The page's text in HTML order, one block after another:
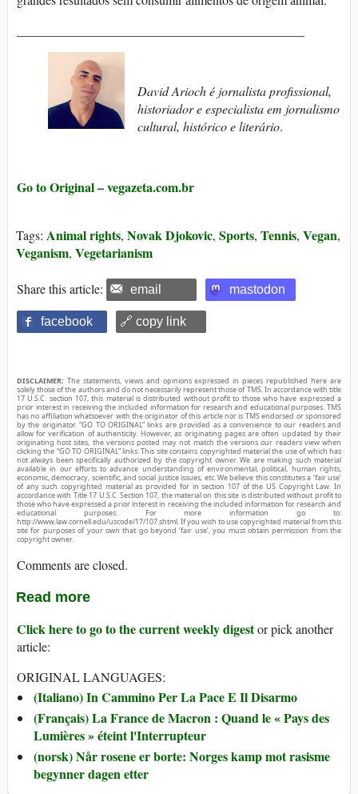
David Arioch é jornalista profissional,
historiador e especialista em jornalismo
cultural, histórico e literário.
Go to Original – vegazeta.com.br
Tags: Animal rights, Novak Djokovic, Sports, Tennis, Vegan,
Veganism, Vegetarianism
Share this article: email mastodon
facebook 🔗 copy link
DISCLAIMER: The statements, views and opinions expressed in pieces republished here are
solely those of the authors and do not necessarily represent those of TMS. In accordance with title
17 U.S.C. section 107, this material is distributed without profit to those who have expressed a
prior interest in receiving the included information for research and educational purposes. TMS
has no affiliation whatsoever with the originator of this article nor is TMS endorsed or sponsored
by the originator. “GO TO ORIGINAL” links are provided as a convenience to our readers and
allow for verification of authenticity. However, as originating pages are often updated by their
originating host sites, the versions posted may not match the versions our readers view when
clicking the “GO TO ORIGINAL” links. This site contains copyrighted material the use of which has
not always been specifically authorized by the copyright owner. We are making such material
available in our efforts to advance understanding of environmental, political, human rights,
economic, democracy, scientific, and social justice issues, etc. We believe this constitutes a ‘fair use’
of any such copyrighted material as provided for in section 107 of the US Copyright Law. In
accordance with Title 17 U.S.C. Section 107, the material on this site is distributed without profit to
those who have expressed a prior interest in receiving the included information for research and
educational purposes. For more information go to:
http://www.law.cornell.edu/uscode/17/107.shtml. If you wish to use copyrighted material from this
site for purposes of your own that go beyond ‘fair use’, you must obtain permission from the
copyright owner.
Comments are closed.
Read more
Click here to go to the current weekly digestor pick another
article:
ORIGINAL LANGUAGES:
(Italiano) In Cammino Per La Pace E Il Disarmo
(Français) La France de Macron : Quand le « Pays des
Lumières » éteint l'Interrupteur
(norsk) Når rosene er borte: Norges kamp mot rasisme
begynner dagen etter